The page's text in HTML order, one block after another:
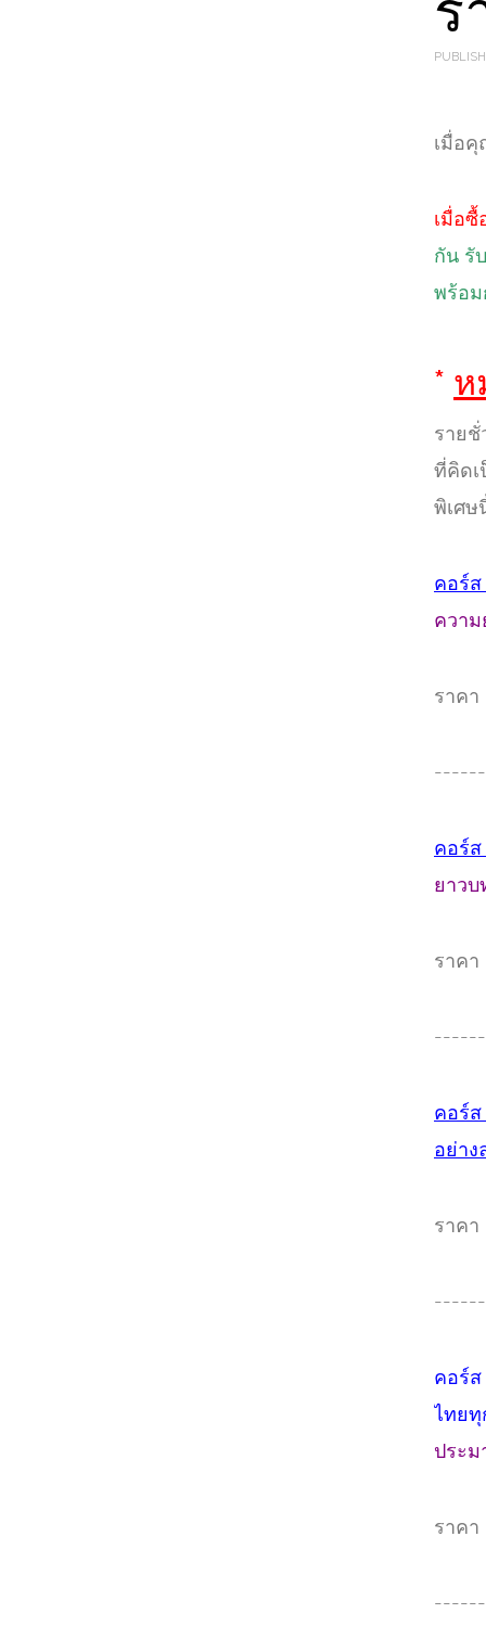
เมื่อ
เมื่อ
กัน รั
พร้อม
* ห
รายชั่
ที่คิดเ
พิเศษ
คอร์ส
ความ
ราค
คอร์ส
ยาวบ
ราค
คอร์
อย่าง
ราค
คอร์ส
ไทย
ประ
ราค